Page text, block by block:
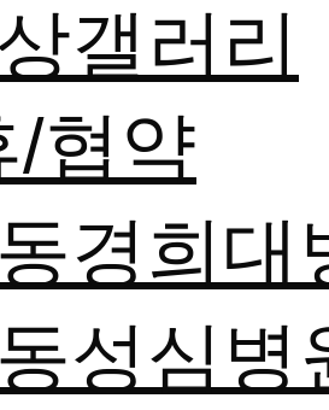
갤러리
/협약
경희대
성심병